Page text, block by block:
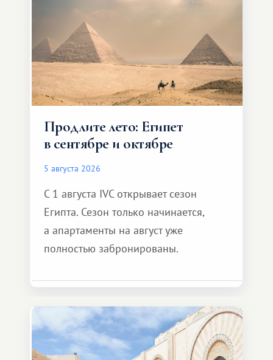
Продлите лето: Египет
в сентябре и октябре
5 августа 2026
С 1 августа IVC открывает сезон
Египта. Сезон только начинается,
а апартаменты на август уже
полностью забронированы.